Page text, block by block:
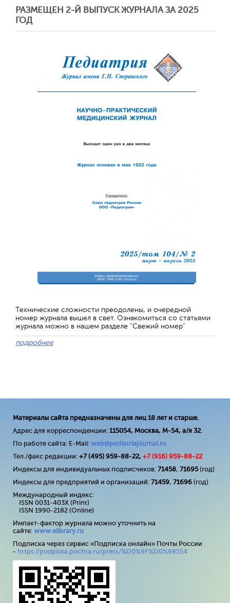
РАЗМЕЩЕН 2-Й ВЫПУСК ЖУРНАЛА ЗА 2025
ГОД
Технические сложности преодолены, и очередной
номер журнала вышел в свет. Ознакомиться со статьями
журнала можно в нашем разделе "Свежий номер"
подробнее
Материалы сайта предназначены для лиц 18 лет и старше.
Адрес для корреспонденции: 115054, Москва, М-54, а/я 32.
По работе сайта: E-Mail: web@pediatriajournal.ru
Тел./факс редакции: +7 (495) 959-88-22, +7 (916) 959-88-22
Индексы для индивидуальных подписчиков: 71458, 71695(год)
Индексы для предприятий и организаций: 71459, 71696 (год)
Международный индекс:
ISSN 0031-403X (Print)
ISSN 1990-2182 (Online)
Импакт-фактор журнала можно уточнить на
сайте: www.elibrary.ru
Подписка через сервис «Подписка онлайн» Почты России
- https://podpiska.pochta.ru/press/%D0%9F%D0%98554